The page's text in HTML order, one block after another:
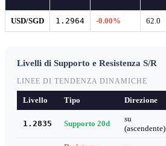
USD/SGD 1.2964 -0.00% 62.0
Livelli di Supporto e Resistenza S/R
LINEE DI TENDENZA DINAMICHE
Livello Tipo Direzione
1.2835 Supporto 20d
su
(ascendente)